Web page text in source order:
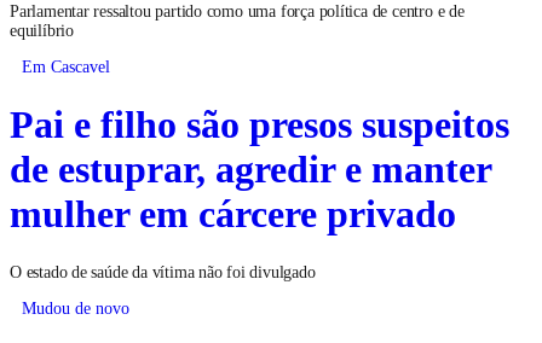
Parlamentar ressaltou partido como uma força política de centro e de
equilíbrio
Em Cascavel
Pai e filho são presos suspeitos
de estuprar, agredir e manter
mulher em cárcere privado
O estado de saúde da vítima não foi divulgado
Mudou de novo